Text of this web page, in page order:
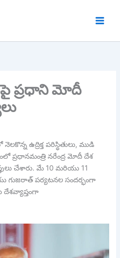
ప్రధాని మోదీ
ఉద్రిక్త పరిస్థితులు, ముడి
ప్రధానమంత్రి నరేంద్ర మోదీ దేశ
చేశారు. మే 10 మరియు 11
గుజరాత్ పర్యటనల సందర్భంగా